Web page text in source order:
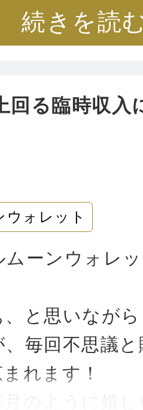
た、電話を
ギリギリ助か
たら突然悪か
かる今大変
ことができず
が浄化され心
ございました
続きを読
回る臨時収入
ウォレット
ムーンウォレ
、と思いなが
毎回不思議
れます！